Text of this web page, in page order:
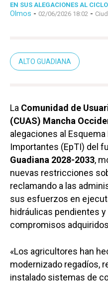
EN SUS ALEGACIONES AL
Olmos - 02/06/2026 18:02 -
ALTO GUADIANA
La Comunidad de
(CUAS) Mancha
alegaciones al
Importantes (EpTI) del
Guadiana 2028-2033,
nuevas restricciones
reclamando a las
sus esfuerzos en
hidráulicas pendientes
compromisos
«Los agricultores han
modernizado regadíos,
instalado sistemas de